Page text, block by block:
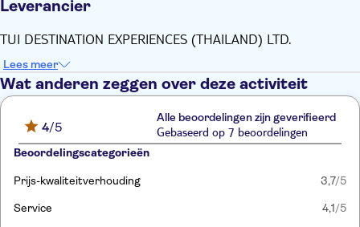
Leverancier
TUI DESTINATION EXPERIENCES (THAILAND) LTD.
Lees meer
Wat anderen zeggen over deze activiteit
4/5
Alle beoordelingen zijn geverifieerd
Gebaseerd op 7 beoordelingen
Beoordelingscategorieën
Prijs-kwaliteitverhouding 3,7/5
Service 4,1/5